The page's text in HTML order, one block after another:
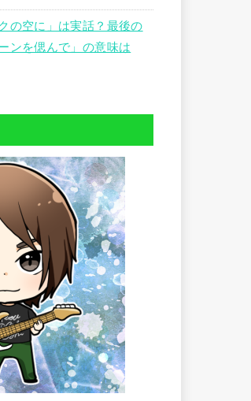
の空に」は実話？最後の
ンを偲んで」の意味は